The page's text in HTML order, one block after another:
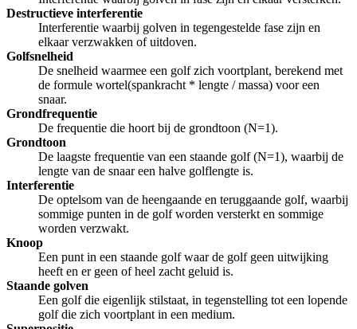
Destructieve interferentie
Interferentie waarbij golven in tegengestelde fase zijn en
elkaar verzwakken of uitdoven.
Golfsnelheid
De snelheid waarmee een golf zich voortplant, berekend met
de formule wortel(spankracht * lengte / massa) voor een
snaar.
Grondfrequentie
De frequentie die hoort bij de grondtoon (N=1).
Grondtoon
De laagste frequentie van een staande golf (N=1), waarbij de
lengte van de snaar een halve golflengte is.
Interferentie
De optelsom van de heengaande en teruggaande golf, waarbij
sommige punten in de golf worden versterkt en sommige
worden verzwakt.
Knoop
Een punt in een staande golf waar de golf geen uitwijking
heeft en er geen of heel zacht geluid is.
Staande golven
Een golf die eigenlijk stilstaat, in tegenstelling tot een lopende
golf die zich voortplant in een medium.